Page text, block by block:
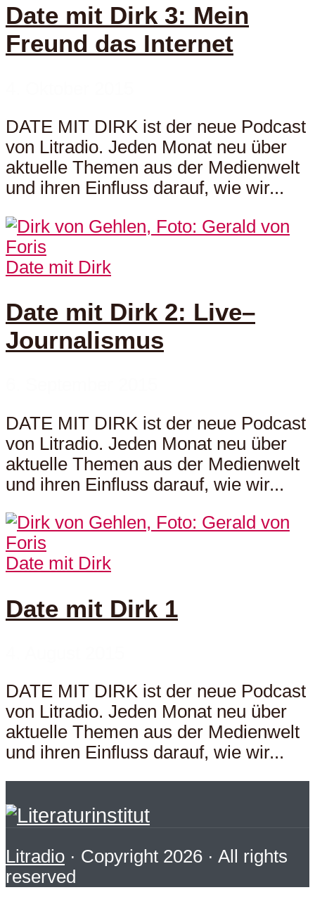
Date mit Dirk 3: Mein
Freund das Internet
DATE MIT DIRK ist der neue Podcast
von Litradio. Jeden Monat neu über
aktuelle Themen aus der Medienwelt
und ihren Einfluss darauf, wie wir...
Date mit Dirk
Date mit Dirk 2: Live–
Journalismus
DATE MIT DIRK ist der neue Podcast
von Litradio. Jeden Monat neu über
aktuelle Themen aus der Medienwelt
und ihren Einfluss darauf, wie wir...
Date mit Dirk
Date mit Dirk 1
DATE MIT DIRK ist der neue Podcast
von Litradio. Jeden Monat neu über
aktuelle Themen aus der Medienwelt
und ihren Einfluss darauf, wie wir...
Litradio · Copyright 2026 · All rights
reserved